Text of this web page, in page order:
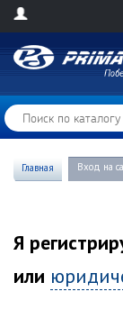
Главная Вход на
Я
или